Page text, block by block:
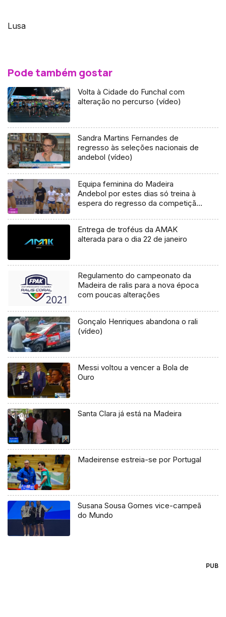
Lusa
Pode também gostar
Volta à Cidade do Funchal com
alteração no percurso (vídeo)
Sandra Martins Fernandes de
regresso às seleções nacionais de
andebol (vídeo)
Equipa feminina do Madeira
Andebol por estes dias só treina à
espera do regresso da competição
Entrega de troféus da AMAK
alterada para o dia 22 de janeiro
Regulamento do campeonato da
Madeira de ralis para a nova época
com poucas alterações
Gonçalo Henriques abandona o rali
(vídeo)
Messi voltou a vencer a Bola de
Ouro
Santa Clara já está na Madeira
Madeirense estreia-se por Portugal
Susana Sousa Gomes vice-campeã
do Mundo
PUB